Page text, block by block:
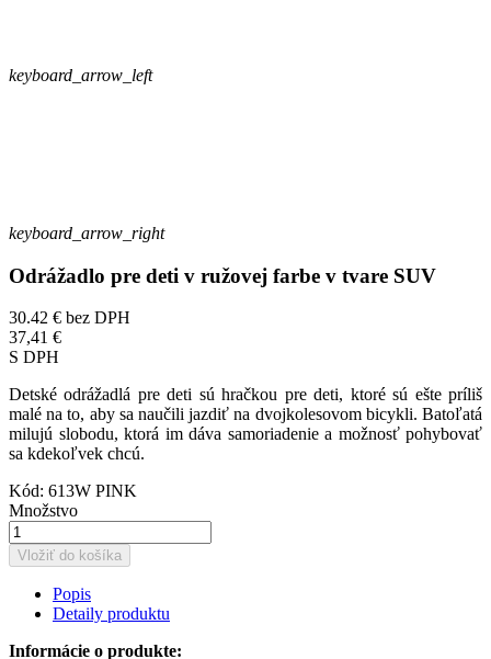
keyboard_arrow_left
keyboard_arrow_right
Odrážadlo pre deti v ružovej farbe v tvare SUV
30.42 € bez DPH
37,41 €
S DPH
Detské odrážadlá pre deti sú hračkou pre deti, ktoré sú ešte príliš
malé na to, aby sa naučili jazdiť na dvojkolesovom bicykli. Batoľatá
milujú slobodu, ktorá im dáva samoriadenie a možnosť pohybovať
sa kdekoľvek chcú.
Kód: 613W PINK
Množstvo
Vložiť do košíka
Popis
Detaily produktu
Informácie o produkte: